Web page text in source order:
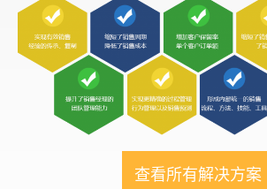
查看所有解决方案